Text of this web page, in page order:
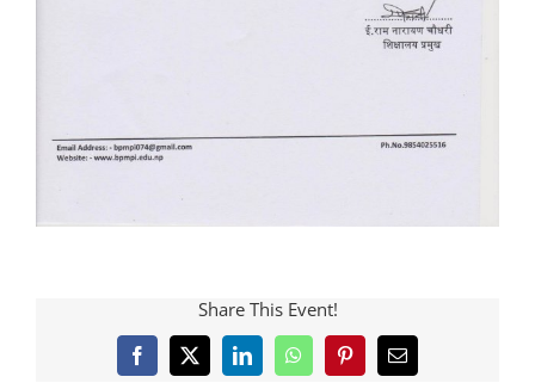
Share This Event!
Facebook
X LinkedInWhatsAppPinterestEmail